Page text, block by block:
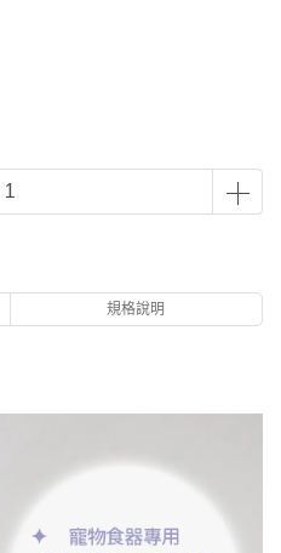
規格說明